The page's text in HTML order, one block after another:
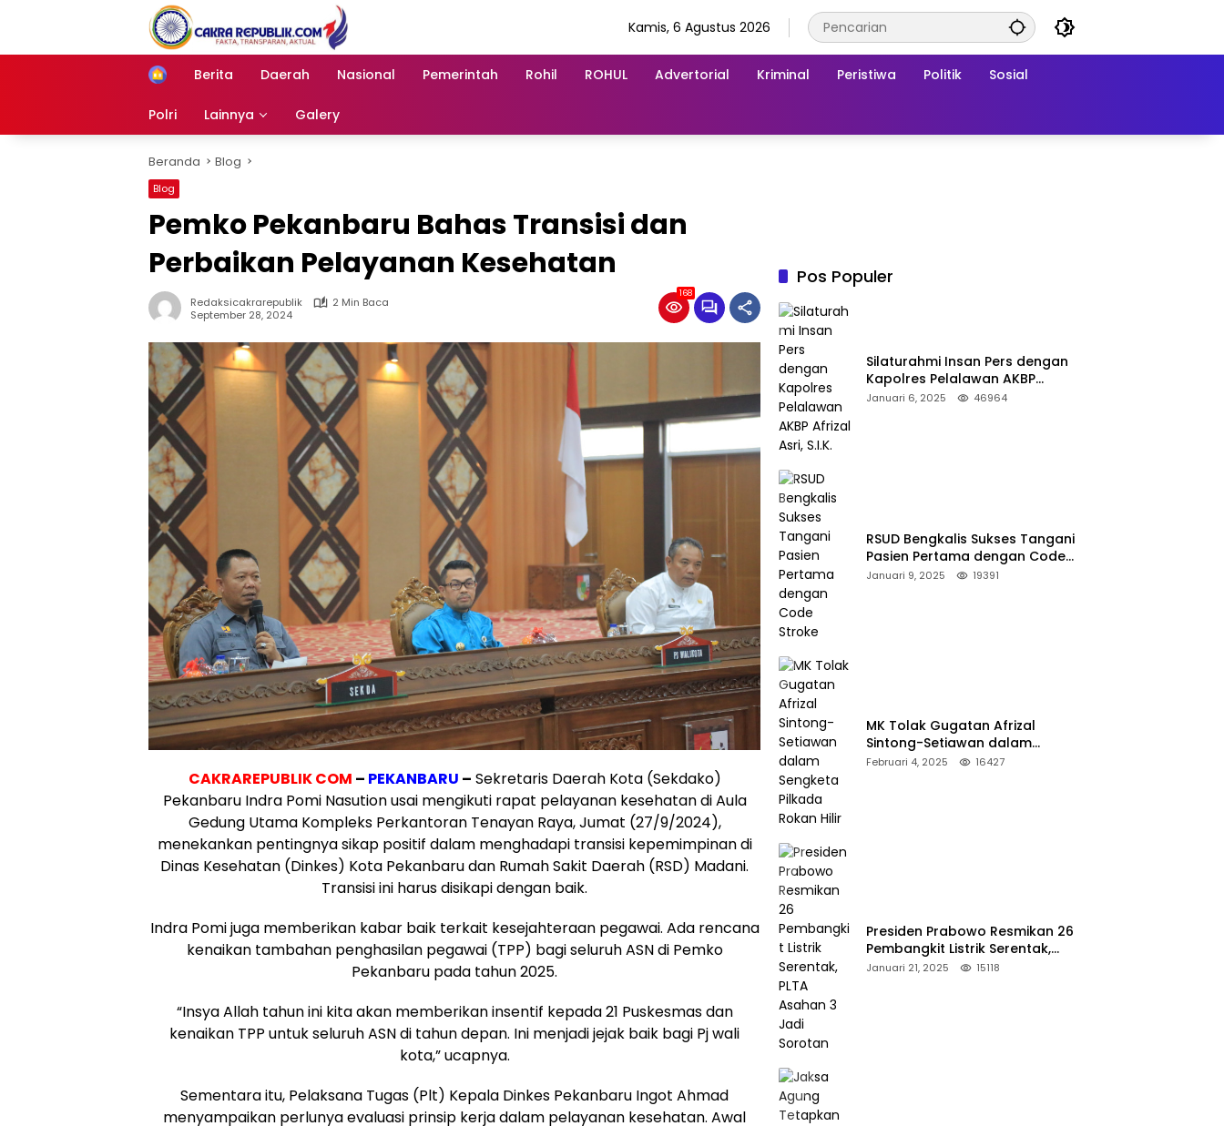
Kamis, 6 Agustus 2026
Berita Daerah Nasional Pemerintah Rohil ROHUL Advertorial Kriminal Peristiwa Politik Sosial
Polri Lainnya Galery
Beranda Blog
Blog
Pemko Pekanbaru Bahas Transisi dan
Perbaikan Pelayanan Kesehatan
Redaksicakrarepublik
2 Min Baca
September 28, 2024
168
CAKRAREPUBLIK COM – PEKANBARU – Sekretaris Daerah Kota (Sekdako)
Pekanbaru Indra Pomi Nasution usai mengikuti rapat pelayanan kesehatan di Aula
Gedung Utama Kompleks Perkantoran Tenayan Raya, Jumat (27/9/2024),
menekankan pentingnya sikap positif dalam menghadapi transisi kepemimpinan di
Dinas Kesehatan (Dinkes) Kota Pekanbaru dan Rumah Sakit Daerah (RSD) Madani.
Transisi ini harus disikapi dengan baik.
Indra Pomi juga memberikan kabar baik terkait kesejahteraan pegawai. Ada rencana
kenaikan tambahan penghasilan pegawai (TPP) bagi seluruh ASN di Pemko
Pekanbaru pada tahun 2025.
“Insya Allah tahun ini kita akan memberikan insentif kepada 21 Puskesmas dan
kenaikan TPP untuk seluruh ASN di tahun depan. Ini menjadi jejak baik bagi Pj wali
kota,” ucapnya.
Sementara itu, Pelaksana Tugas (Plt) Kepala Dinkes Pekanbaru Ingot Ahmad
menyampaikan perlunya evaluasi prinsip kerja dalam pelayanan kesehatan. Awal
Pos Populer
Silaturahmi Insan Pers dengan
Kapolres Pelalawan AKBP
Afrizal Asri, S.I.K.
Januari 6, 2025 46964
RSUD Bengkalis Sukses Tangani
Pasien Pertama dengan Code
Stroke
Januari 9, 2025 19391
MK Tolak Gugatan Afrizal
Sintong-Setiawan dalam
Sengketa Pilkada Rokan Hilir
Februari 4, 2025 16427
Presiden Prabowo Resmikan 26
Pembangkit Listrik Serentak,
PLTA Asahan 3 Jadi Sorotan
Januari 21, 2025 15118